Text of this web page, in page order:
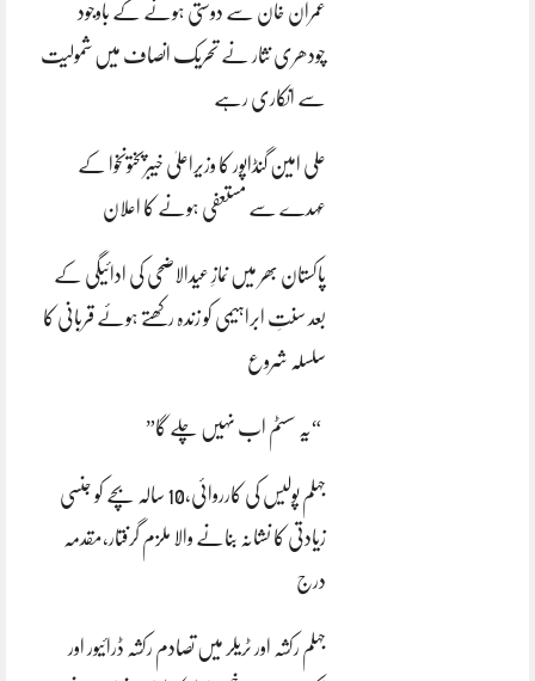
عمران خان سے دوستی ہونے کے باوجود
چودھری نثار نے تحریک انصاف میں شمولیت
سے انکاری رہے
علی امین گنڈاپور کا وزیراعلیٰ خیبرپختونخوا کے
عہدے سے مستعفی ہونے کا اعلان
پاکستان بھر میں نمازِ عیدالاضحی کی ادائیگی کے
بعد سنتِ ابراہیمی کو زندہ رکھتے ہوئے قربانی کا
سلسلہ شروع
“یہ سسٹم اب نہیں چلے گا”
جہلم پولیس کی کارروائی،10 سالہ بچے کو جنسی
زیادتی کا نشانہ بنانے والا ملزم گرفتار،مقدمہ
درج
جہلم رکشہ اور ٹریلر میں تصادم رکشہ ڈرائیور اور